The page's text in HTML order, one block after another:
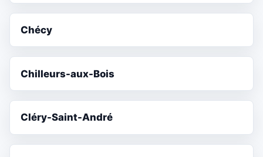
Chécy
Chilleurs-aux-Bois
Cléry-Saint-André